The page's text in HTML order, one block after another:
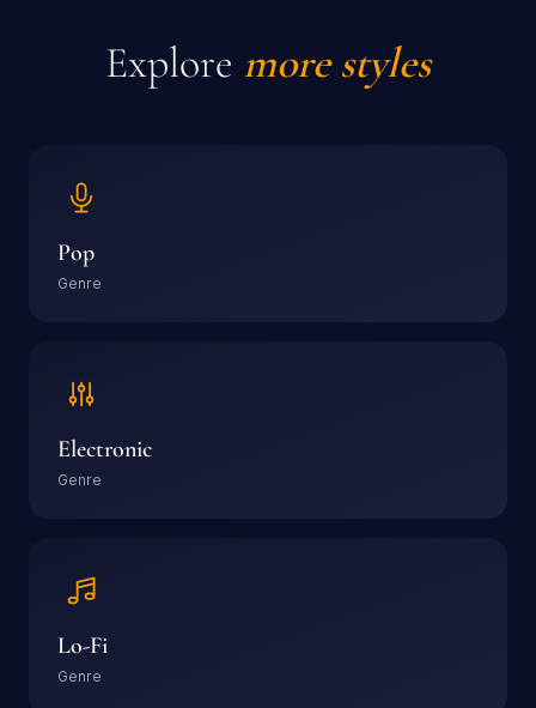
Explore more styles
Pop
Genre
Electronic
Genre
Lo-Fi
Genre